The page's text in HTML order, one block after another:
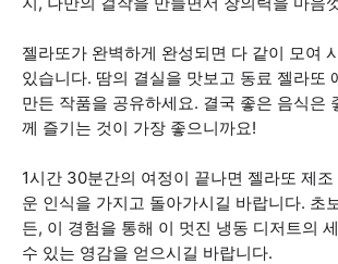
젤라또가 완벽하게 완성되면 다 같이 모여
있습니다. 땀의 결실을 맛보고 동료 젤라또
만든 작품을 공유하세요. 결국 좋은 음식은
께 즐기는 것이 가장 좋으니까요!
1시간 30분간의 여정이 끝나면 젤라또 제
운 인식을 가지고 돌아가시길 바랍니다. 초
든, 이 경험을 통해 이 멋진 냉동 디저트의
수 있는 영감을 얻으시길 바랍니다.